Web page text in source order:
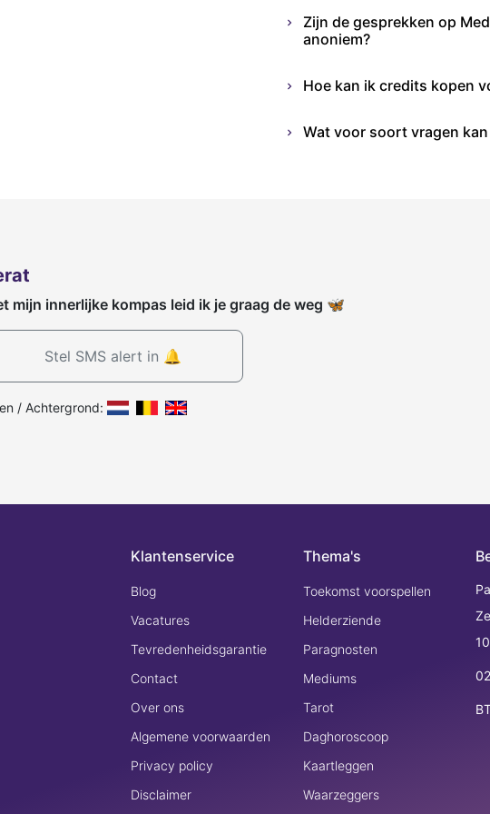
Zijn de gesprekken op
anoniem?
Hoe kan ik credits kopen
Wat voor soort vragen
mijn innerlijke kompas leid ik je graag de weg 🦋
Stel SMS alert in 🔔
/ Achtergrond:
Klantenservice
Blog
Vacatures
Tevredenheidsgarantie
Contact
Over ons
Algemene voorwaarden
Privacy policy
Disclaimer
Thema's
Toekomst voorspellen
Helderziende
Paragnosten
Mediums
Tarot
Daghoroscoop
Kaartleggen
Waarzeggers